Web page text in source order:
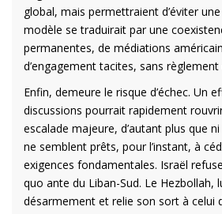
global, mais permettraient d’éviter
modèle se traduirait par une
permanentes, de médiations
d’engagement tacites, sans
Enfin, demeure le risque d’échec. Un
discussions pourrait rapidement
escalade majeure, d’autant plus que
ne semblent prêts, pour l’instant, à
exigences fondamentales. Israël
quo ante du Liban-Sud. Le Hezbollah,
désarmement et relie son sort à celui